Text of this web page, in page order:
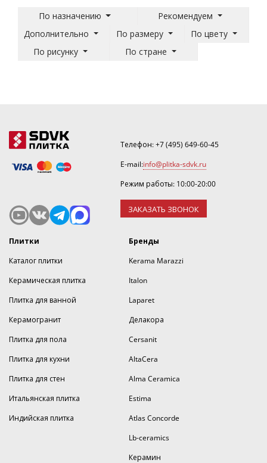
По назначению
Рекомендуем
Дополнительно
По размеру
По цвету
По рисунку
По стране
Телефон:+7 (495) 649-60-45
E-mail:info@plitka-sdvk.ru
Режим работы: 10:00-20:00
ЗАКАЗАТЬ ЗВОНОК
Плитки
Каталог плитки
Керамическая плитка
Плитка для ванной
Керамогранит
Плитка для пола
Плитка для кухни
Плитка для стен
Итальянская плитка
Индийская плитка
Бренды
Kerama Marazzi
Italon
Laparet
Делакора
Cersanit
AltaCera
Alma Ceramica
Estima
Atlas Concorde
Lb-ceramics
Керамин